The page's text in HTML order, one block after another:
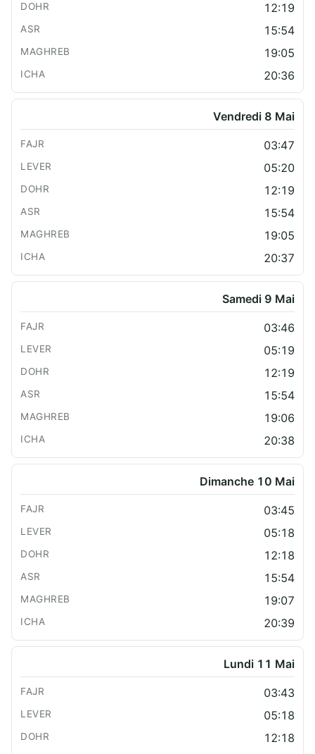
12:19
15:54
19:05
20:36
Vendredi 8 Mai
03:47
05:20
12:19
15:54
19:05
20:37
Samedi 9 Mai
03:46
05:19
12:19
15:54
19:06
20:38
Dimanche 10 Mai
03:45
05:18
12:18
15:54
19:07
20:39
Lundi 11 Mai
03:43
05:18
12:18